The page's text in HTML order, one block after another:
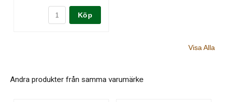
Köp
Visa Alla
Andra produkter från samma varumärke